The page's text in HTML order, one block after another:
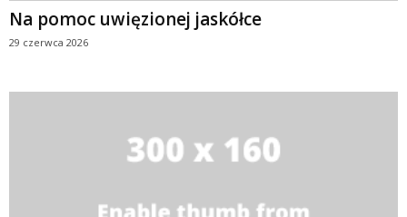
Na pomoc uwięzionej jaskółce
29 czerwca 2026